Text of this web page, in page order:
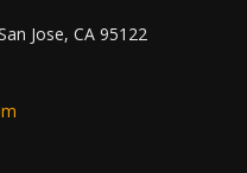
Jose, CA 95122